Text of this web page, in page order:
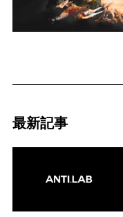
最新記事